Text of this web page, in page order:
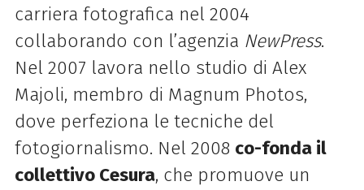
carriera fotografica nel 2004
collaborando con l’agenzia NewPress.
Nel 2007 lavora nello studio di Alex
Majoli, membro di Magnum Photos,
dove perfeziona le tecniche del
fotogiornalismo. Nel 2008 co-fonda il
collettivo Cesura, che promuove un